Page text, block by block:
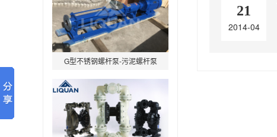
G型不锈钢螺杆泵-污泥螺杆泵
21
2014-04